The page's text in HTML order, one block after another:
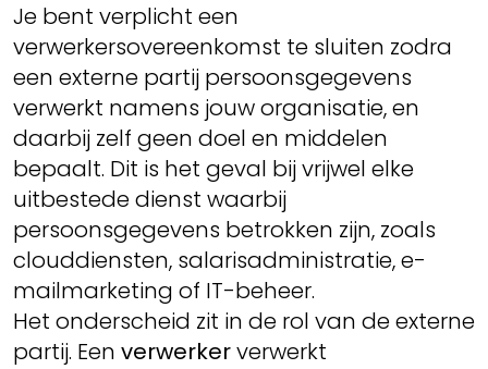
Je bent verplicht een
verwerkersovereenkomst te sluiten zodra
een externe partij persoonsgegevens
verwerkt namens jouw organisatie, en
daarbij zelf geen doel en middelen
bepaalt. Dit is het geval bij vrijwel elke
uitbestede dienst waarbij
persoonsgegevens betrokken zijn, zoals
clouddiensten, salarisadministratie, e-
mailmarketing of IT-beheer.
Het onderscheid zit in de rol van de externe
partij. Een verwerkerverwerkt